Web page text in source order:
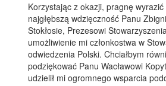
Korzystając z okazji, pragnę
najgłębszą wdzięczność Panu
Stokłosie, Prezesowi
umożliwienie mi członkostwa w
odwiedzenia Polski. Chciałbym
podziękować Panu Wacławowi
udzielił mi ogromnego wsparcia